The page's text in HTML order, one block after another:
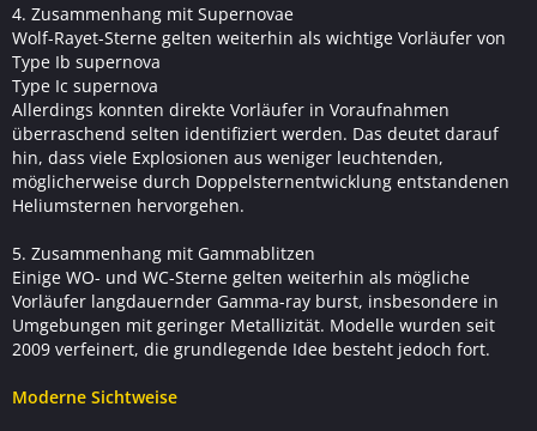
4. Zusammenhang mit Supernovae
Wolf-Rayet-Sterne gelten weiterhin als wichtige Vorläufer von
Type Ib supernova
Type Ic supernova
Allerdings konnten direkte Vorläufer in Voraufnahmen
überraschend selten identifiziert werden. Das deutet darauf
hin, dass viele Explosionen aus weniger leuchtenden,
möglicherweise durch Doppelsternentwicklung entstandenen
Heliumsternen hervorgehen.
5. Zusammenhang mit Gammablitzen
Einige WO- und WC-Sterne gelten weiterhin als mögliche
Vorläufer langdauernder Gamma-ray burst, insbesondere in
Umgebungen mit geringer Metallizität. Modelle wurden seit
2009 verfeinert, die grundlegende Idee besteht jedoch fort.
Moderne Sichtweise